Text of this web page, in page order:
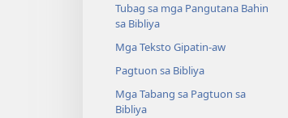
Tubag sa mga Pangutana Bahin
sa Bibliya
Mga Teksto Gipatin-aw
Pagtuon sa Bibliya
Mga Tabang sa Pagtuon sa
Bibliya